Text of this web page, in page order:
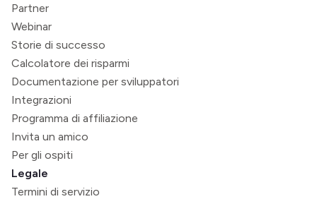
Partner
Webinar
Storie di successo
Calcolatore dei risparmi
Documentazione per sviluppatori
Integrazioni
Programma di affiliazione
Invita un amico
Per gli ospiti
Legale
Termini di servizio